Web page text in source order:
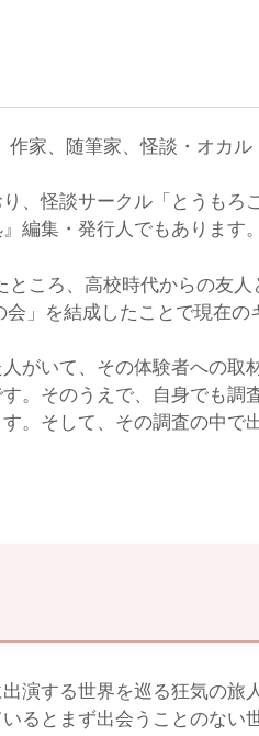
家、随筆家、怪談・オカル
、怪談サークル「とうもろ
編集・発行人でもあります。
ころ、高校時代からの友
」を結成したことで現在の
がいて、その体験者への取
。そのうえで、自身でも調
。そして、その調査の中で
演する世界を巡る狂気の旅
るとまず出会うことのない